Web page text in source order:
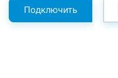
Подключить